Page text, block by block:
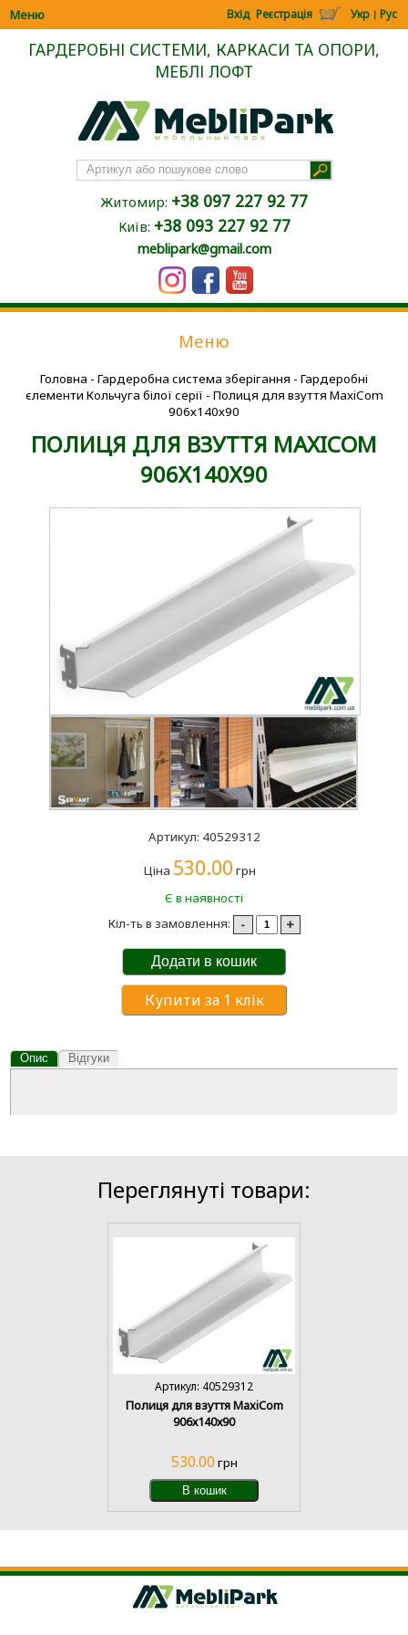
Меню Вхід Реєстрація Укр | Рус
ГАРДЕРОБНІ СИСТЕМИ, КАРКАСИ ТА ОПОРИ,
МЕБЛІ ЛОФТ
Житомир: +38 097 227 92 77
Київ: +38 093 227 92 77
meblipark@gmail.com
Меню
Головна - Гардеробна система зберігання - Гардеробні
єлементи Кольчуга білої серії - Полиця для взуття MaxiCom
906х140х90
ПОЛИЦЯ ДЛЯ ВЗУТТЯ MAXICOM
906Х140Х90
Артикул: 40529312
Ціна 530.00 грн
Є в наявності
Кіл-ть в замовлення:
- +
Додати в кошик
Купити за 1 клік
Опис Відгуки
Переглянуті товари:
Артикул: 40529312
Полиця для взуття MaxiCom
906х140х90
530.00 грн
В кошик